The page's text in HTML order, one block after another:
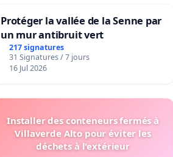
Protéger la vallée de la Senne par
un mur antibruit vert
217 signatures
31 Signatures / 7 jours
16 Jul 2026
Installer des conteneurs fermés à
Villaverde Alto pour éviter les
déchets à l'extérieur